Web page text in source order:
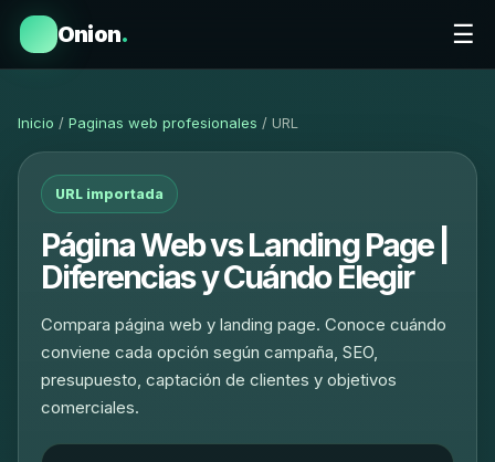
Onion. ☰
Inicio / Paginas web profesionales / URL
URL importada
Página Web vs Landing Page |
Diferencias y Cuándo Elegir
Compara página web y landing page. Conoce cuándo
conviene cada opción según campaña, SEO,
presupuesto, captación de clientes y objetivos
comerciales.